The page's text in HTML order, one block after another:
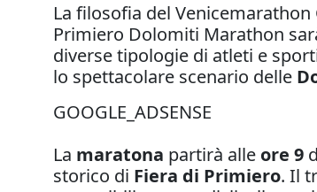
La filosofia del
Primiero Dolomiti Marathon
diverse tipologie di atleti e
lo spettacolare scenario delle
GOOGLE_ADSENSE
La maratona partirà alle ore 9
storico di Fiera di Primiero. Il